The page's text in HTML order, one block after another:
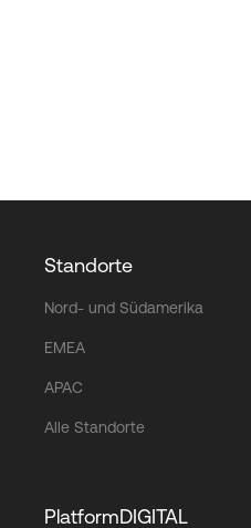
Standorte
Nord- und Südamerika
EMEA
APAC
Alle Standorte
PlatformDIGITAL